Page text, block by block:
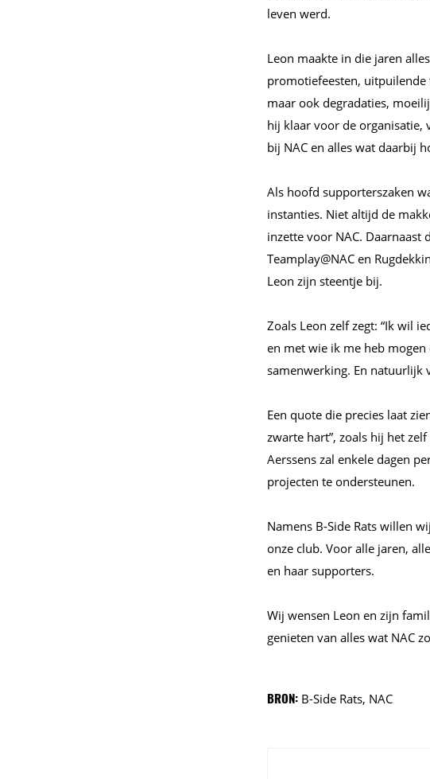
leven werd.
Leon maakte in die jaren
promotiefeesten, uitpuilende
maar ook degradaties,
hij klaar voor de organisatie,
bij NAC en alles wat daarbij
Als hoofd supporterszaken
instanties. Niet altijd de
inzette voor NAC. Daarnaast
Teamplay@NAC en
Leon zijn steentje bij.
Zoals Leon zelf zegt: “Ik wil
en met wie ik me heb
samenwerking. En natuurlijk
Een quote die precies laat
zwarte hart”, zoals hij het
Aerssens zal enkele dagen
projecten te ondersteunen.
Namens B-Side Rats willen
onze club. Voor alle jaren,
en haar supporters.
Wij wensen Leon en zijn
genieten van alles wat NAC
BRON: B-Side Rats, NAC